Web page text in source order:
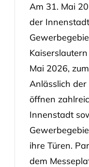
Am 31. Mai
der
Mai 2026,
Anlässlich
öffnen
Innenstadt
ihre Türen.
dem